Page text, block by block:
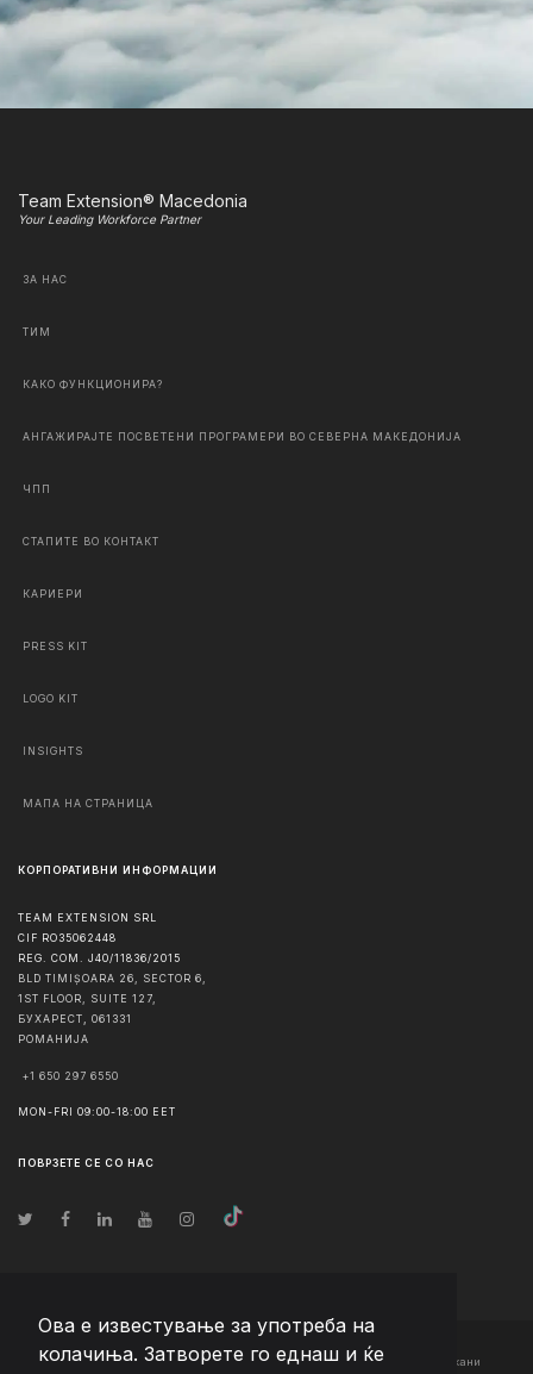
Ова е известување за употреба на
колачиња. Затворете го еднаш и ќе
Team Extension® Macedonia
Your Leading Workforce Partner
ЗА НАС
ТИМ
КАКО ФУНКЦИОНИРА?
АНГАЖИРАЈТЕ ПОСВЕТЕНИ ПРОГРАМЕРИ ВО СЕВЕРНА МАКЕДОНИЈА
ЧПП
СТАПИТЕ ВО КОНТАКТ
КАРИЕРИ
PRESS KIT
LOGO KIT
INSIGHTS
МАПА НА СТРАНИЦА
КОРПОРАТИВНИ ИНФОРМАЦИИ
TEAM EXTENSION SRL
CIF RO35062448
REG. COM. J40/11836/2015
BLD TIMIȘOARA 26, SECTOR 6,
1ST FLOOR, SUITE 127,
БУХАРЕСТ
061331
РОМАНИЈА
+1 650 297 6550
MON-FRI 09:00-18:00 EET
ПОВРЗЕТЕ СЕ СО НАС
© Авторско право2026 Team Extension Macedonia - Сите права задржани